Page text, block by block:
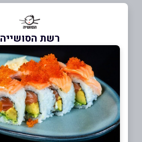
רשת הסושייה